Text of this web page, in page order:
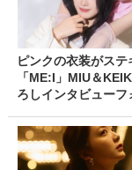
ピンクの衣装がステ
「ME:I」MIU＆
ろしインタビューフ